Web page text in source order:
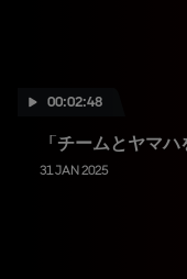
00:02:48
「チームとヤマ
31 JAN 2025